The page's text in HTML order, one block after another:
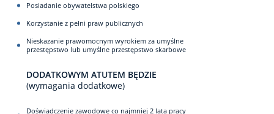
Posiadanie obywatelstwa polskiego
Korzystanie z pełni praw publicznych
Nieskazanie prawomocnym wyrokiem za umyślne
przestępstwo lub umyślne przestępstwo skarbowe
DODATKOWYM ATUTEM BĘDZIE
(wymagania dodatkowe)
Doświadczenie zawodowe co najmniej 2 lata pracy